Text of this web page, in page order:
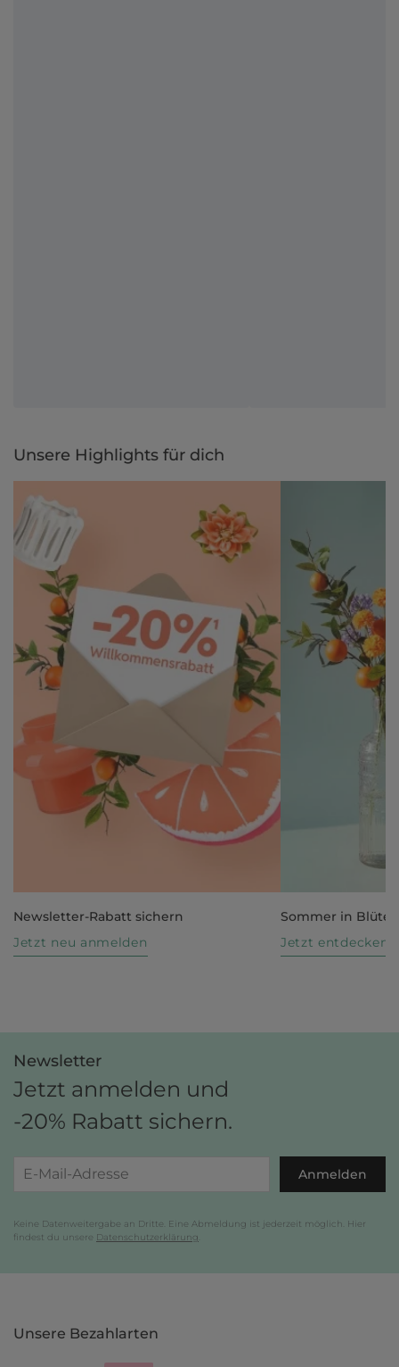
Unsere Highlights für dich
Newsletter-Rabatt sichern
Jetzt neu anmelden
Sommer in Blüte
Jetzt entdecken
Newsletter
Jetzt anmelden und
-20% Rabatt sichern.
Anmelden
Keine Datenweitergabe an Dritte. Eine Abmeldung ist jederzeit möglich. Hier
findest du unsere Datenschutzerklärung
Unsere Bezahlarten